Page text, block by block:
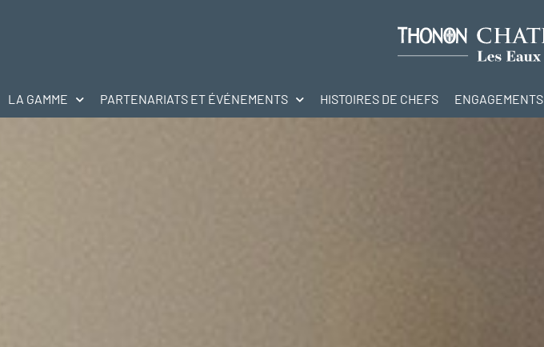
LA GAMME PARTENARIATS ET ÉVÉNEMENTS HISTOIRES DE CHEFS ENGAGEMENTS